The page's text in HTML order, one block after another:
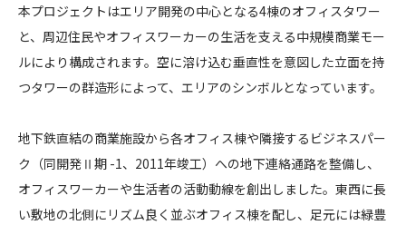
コンプライアンスポリシー プライバシーポリシー ご利用規約
本プロジェクトはエリア開発の中心となる4棟のオフィスタワー
と、周辺住民やオフィスワーカーの生活を支える中規模商業モー
ルにより構成されます。空に溶け込む垂直性を意図した立面を持
つタワーの群造形によって、エリアのシンボルとなっています。
地下鉄直結の商業施設から各オフィス棟や隣接するビジネスパー
ク（同開発Ⅱ期 -1、2011年竣工）への地下連絡通路を整備し、
オフィスワーカーや生活者の活動動線を創出しました。東西に長
い敷地の北側にリズム良く並ぶオフィス棟を配し、足元には緑豊